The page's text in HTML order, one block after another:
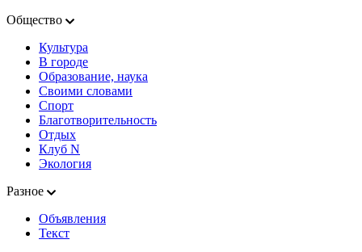
Общество
Культура
В городе
Образование, наука
Своими словами
Спорт
Благотворительность
Отдых
Клуб N
Экология
Разное
Объявления
Текст